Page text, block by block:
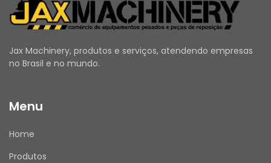
Jax Machinery, produtos e serviços, atendendo empresas
no Brasil e no mundo.
Menu
Home
Produtos